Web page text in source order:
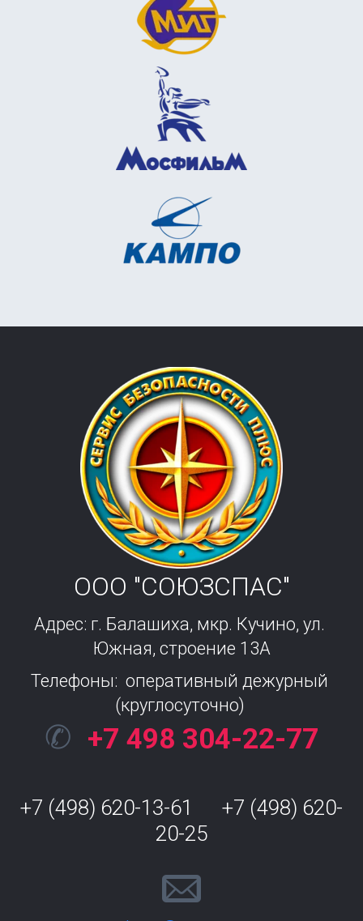
ООО "СОЮЗСПАС"
Адрес: г. Балашиха, мкр. Кучино, ул.
Южная, строение 13А
Телефоны:  оперативный дежурный
(круглосуточно)
✆ +7 498 304-22-77
+7 (498) 620-13-61      +7 (498) 620-
20-25